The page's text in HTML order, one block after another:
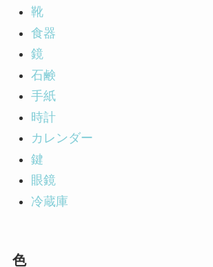
靴
食器
鏡
石鹸
手紙
時計
カレンダー
鍵
眼鏡
冷蔵庫
色